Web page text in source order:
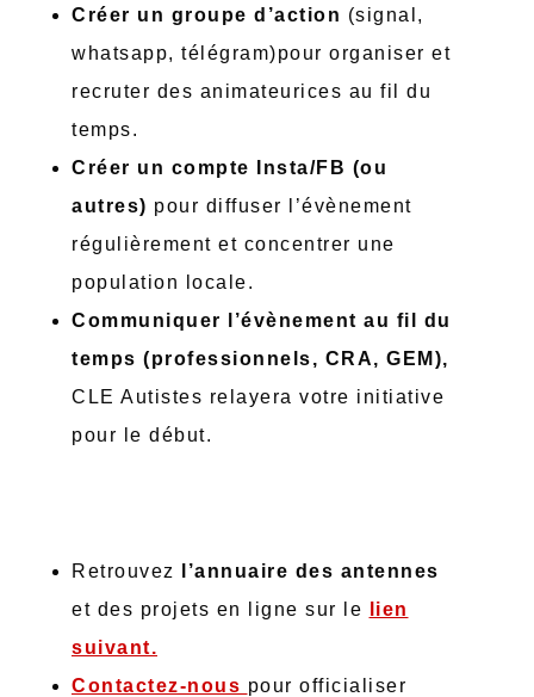
Créer un groupe d’action (signal,
whatsapp, télégram)pour organiser et
recruter des animateurices au fil du
temps.
Créer un compte Insta/FB (ou
autres) pour diffuser l’évènement
régulièrement et concentrer une
population locale.
Communiquer l’évènement au fil du
temps (professionnels, CRA, GEM),
CLE Autistes relayera votre initiative
pour le début.
Retrouvez
l’annuaire des antennes
et des projets en ligne sur le
lien
suivant.
Contactez-nous pour officialiser